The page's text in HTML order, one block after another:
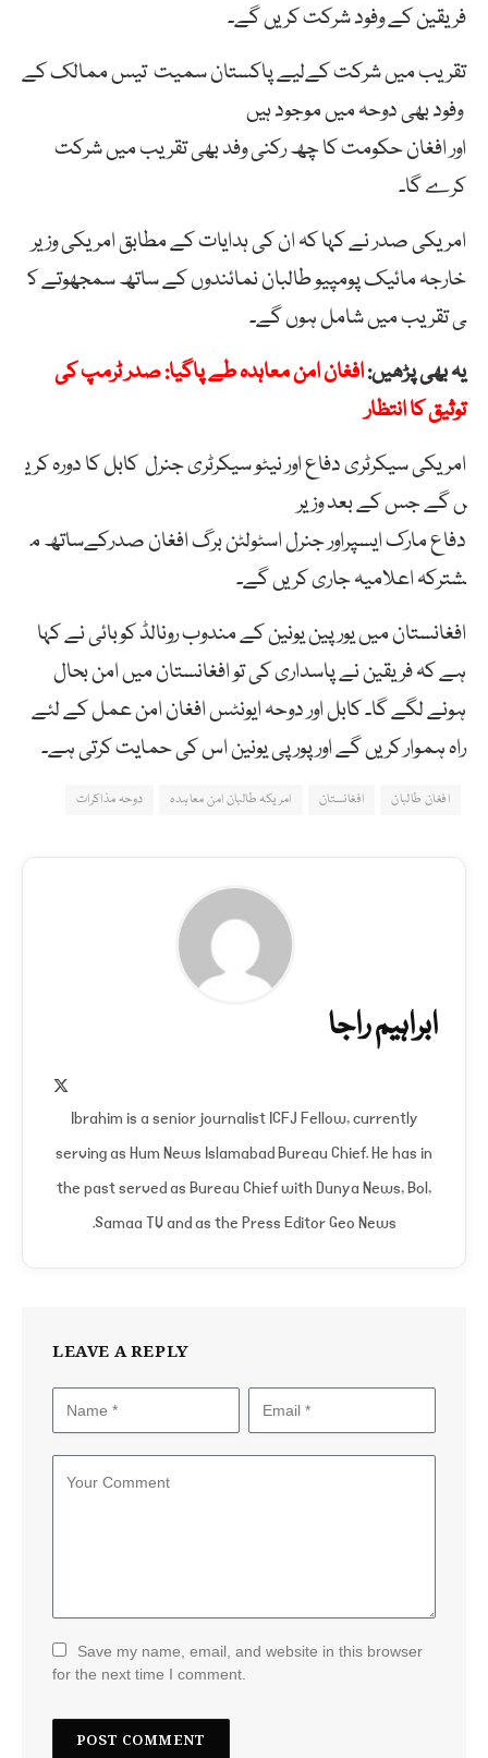
فریقین کے وفود شرکت کریں گے۔
تقریبمیںشرکتکےلیےپاکستانسمیت تیسممالککے
وفود بھی دوحہ میں موجود ہیں
اورافغانحکومتکاچھرکنیوفدبھی تقریب میں شرکت
کرے گا۔
امریکیصدرنےکہاکہانکیہدایاتکےمطابقامریکیوزیر
خارجہمائیکپومپیوطالباننمائندوںکےساتھسمجھوتےک
یتقریبمیںشاملہوںگے۔
یہ بھی پڑھیں:افغان امن معاہدہ طے پاگیا: صدر ٹرمپ کی
توثیق کا انتظار
امریکیسیکرٹریدفاعاورنیٹوسیکرٹریجنرل کابلکادورہکری
ںگے جس کے بعد وزیر
دفاعمارکایسپراورجنرلاسٹولٹنبرگافغانصدرکےساتھم
شترکہاعلامیہجاریکریںگے۔
افغانستان میں یورپین یونین کے مندوب رونالڈ کوبائی نے کہا
ہے کہ فریقین نے پاسداری کی تو افغانستان میں امن بحال
ہونے لگے گا۔ کابل اور دوحہ ایونٹس افغان امن عمل کے لئے
راہ ہموار کریں گے اور پورپی یونین اس کی حمایت کرتی ہے۔
افغان طالبان افغانستان امریکہ طالبان امن معاہدہ دوحہ مذاکرات
ابراہیم راجا
Ibrahim is a senior journalist ICFJ Fellow, currently
serving as Hum News Islamabad Bureau Chief. He has in
the past served as Bureau Chief with Dunya News, Bol,
Samaa TV and as the Press Editor Geo News.
LEAVE A REPLY
Save my name, email, and website in this browser
for the next time I comment.